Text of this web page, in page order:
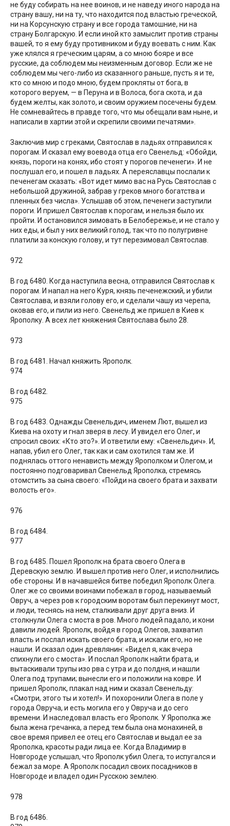
не буду собирать на нее воинов, и не наведу иного народа на
страну вашу, ни на ту, что находится под властью греческой,
ни на Корсунскую страну и все города тамошние, ни на
страну Болгарскую. И если иной кто замыслит против страны
вашей, то я ему буду противником и буду воевать с ним. Как
уже клялся я греческим царям, а со мною бояре и все
русские, да соблюдем мы неизменным договор. Если же не
соблюдем мы чего-либо из сказанного раньше, пусть я и те,
кто со мною и подо мною, будем прокляты от бога, в
которого веруем, — в Перуна и в Волоса, бога скота, и да
будем желты, как золото, и своим оружием посечены будем.
Не сомневайтесь в правде того, что мы обещали вам ныне, и
написали в хартии этой и скрепили своими печатями».
Заключив мир с греками, Святослав в ладьях отправился к
порогам. И сказал ему воевода отца его Свенельд: «Обойди,
князь, пороги на конях, ибо стоят у порогов печенеги». И не
послушал его, и пошел в ладьях. А переяславцы послали к
печенегам сказать: «Вот идет мимо вас на Русь Святослав с
небольшой дружиной, забрав у греков много богатства и
пленных без числа». Услышав об этом, печенеги заступили
пороги. И пришел Святослав к порогам, и нельзя было их
пройти. И остановился зимовать в Белобережье, и не стало у
них еды, и был у них великий голод, так что по полугривне
платили за конскую голову, и тут перезимовал Святослав.
972
В год 6480. Когда наступила весна, отправился Святослав к
порогам. И напал на него Куря, князь печенежский, и убили
Святослава, и взяли голову его, и сделали чашу из черепа,
оковав его, и пили из него. Свенельд же пришел в Киев к
Ярополку. А всех лет княжения Святослава было 28.
973
В год 6481. Начал княжить Ярополк.
974
В год 6482.
975
В год 6483. Однажды Свенельдич, именем Лют, вышел из
Киева на охоту и гнал зверя в лесу. И увидел его Олег, и
спросил своих: «Кто это?». И ответили ему: «Свенельдич». И,
напав, убил его Олег, так как и сам охотился там же. И
поднялась оттого ненависть между Ярополком и Олегом, и
постоянно подговаривал Свенельд Ярополка, стремясь
отомстить за сына своего: «Пойди на своего брата и захвати
волость его».
976
В год 6484.
977
В год 6485. Пошел Ярополк на брата своего Олега в
Деревскую землю. И вышел против него Олег, и исполнились
обе стороны. И в начавшейся битве победил Ярополк Олега.
Олег же со своими воинами побежал в город, называемый
Овруч, а через ров к городским воротам был перекинут мост,
и люди, теснясь на нем, сталкивали друг друга вниз. И
столкнули Олега с моста в ров. Много людей падало, и кони
давили людей. Ярополк, войдя в город Олегов, захватил
власть и послал искать своего брата, и искали его, но не
нашли. И сказал один древлянин: «Видел я, как вчера
спихнули его с моста». И послал Ярополк найти брата, и
вытаскивали трупы изо рва с утра и до полдня, и нашли
Олега под трупами; вынесли его и положили на ковре. И
пришел Ярополк, плакал над ним и сказал Свенельду:
«Смотри, этого ты и хотел!». И похоронили Олега в поле у
города Овруча, и есть могила его у Овруча и до сего
времени. И наследовал власть его Ярополк. У Ярополка же
была жена гречанка, а перед тем была она монахиней, в
свое время привел ее отец его Святослав и выдал ее за
Ярополка, красоты ради лица ее. Когда Владимир в
Новгороде услышал, что Ярополк убил Олега, то испугался и
бежал за море. А Ярополк посадил своих посадников в
Новгороде и владел один Русскою землею.
978
В год 6486.